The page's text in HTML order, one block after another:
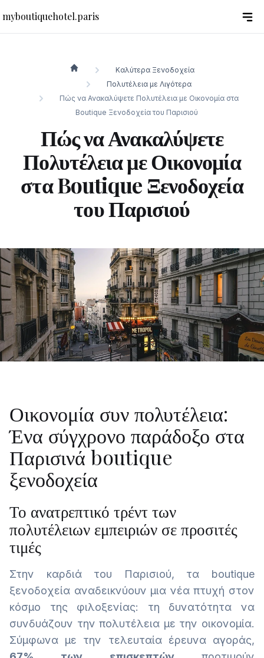
myboutiquehotel.paris
myboutiquehotel.paris
Καλύτερα Ξενοδοχεία
Πολυτέλεια με Λιγότερα
Πώς να Ανακαλύψετε Πολυτέλεια με Οικονομία στα
Boutique Ξενοδοχεία του Παρισιού
Πώς να Ανακαλύψετε
Πολυτέλεια με Οικονομία
στα Boutique Ξενοδοχεία
του Παρισιού
Οικονομία συν πολυτέλεια:
Ένα σύγχρονο παράδοξο στα
Παρισινά boutique
ξενοδοχεία
Το ανατρεπτικό τρέντ των
πολυτέλειων εμπειριών σε προσιτές
τιμές
Στην καρδιά του Παρισιού, τα boutique
ξενοδοχεία αναδεικνύουν μια νέα πτυχή στον
κόσμο της φιλοξενίας: τη δυνατότητα να
συνδυάζουν την πολυτέλεια με την οικονομία.
Σύμφωνα με την τελευταία έρευνα αγοράς,